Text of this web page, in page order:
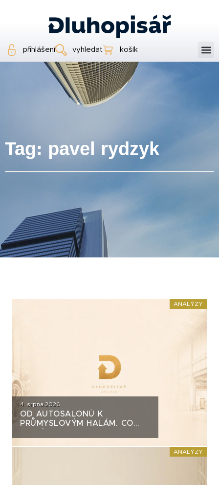
přihlášení vyhledat košík
Tag: pavel rydzyk
ANALÝZY
4. srpna 2026
OD AUTOSALONŮ K
PRŮMYSLOVÝM HALÁM. CO
ANALÝZY